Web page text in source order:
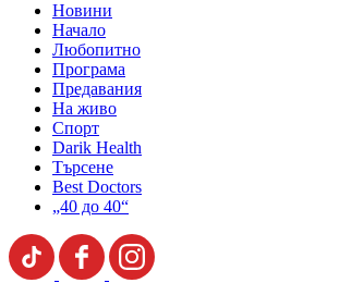
Новини
Начало
Любопитно
Програма
Предавания
На живо
Спорт
Darik Health
Търсене
Best Doctors
„40 до 40“